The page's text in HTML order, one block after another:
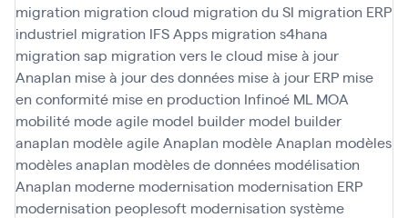
migration migration cloud migration du SI migration ERP
industriel migration IFS Apps migration s4hana
migration sap migration vers le cloud mise à jour
Anaplan mise à jour des données mise à jour ERP mise
en conformité mise en production Infinoé ML MOA
mobilité mode agile model builder model builder
anaplan modèle agile Anaplan modèle Anaplan modèles
modèles anaplan modèles de données modélisation
Anaplan moderne modernisation modernisation ERP
modernisation peoplesoft modernisation système